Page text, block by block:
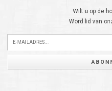
Wilt u op de
Word lid van